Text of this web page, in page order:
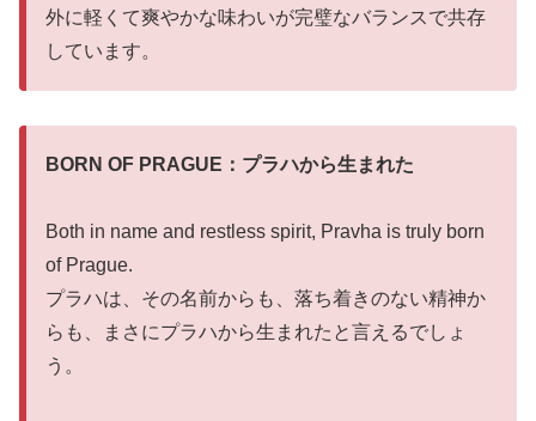
外に軽くて爽やかな味わいが完璧なバランスで共存
しています。
BORN OF PRAGUE：プラハから生まれた
Both in name and restless spirit, Pravha is truly born
of Prague.
プラハは、その名前からも、落ち着きのない精神か
らも、まさにプラハから生まれたと言えるでしょ
う。